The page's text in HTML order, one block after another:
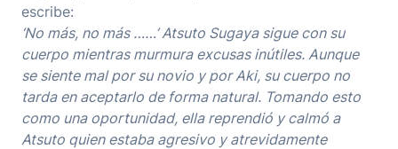
escribe:
‘No más, no más ……’ Atsuto Sugaya sigue con su
cuerpo mientras murmura excusas inútiles. Aunque
se siente mal por su novio y por Aki, su cuerpo no
tarda en aceptarlo de forma natural. Tomando esto
como una oportunidad, ella reprendió y calmó a
Atsuto quien estaba agresivo y atrevidamente